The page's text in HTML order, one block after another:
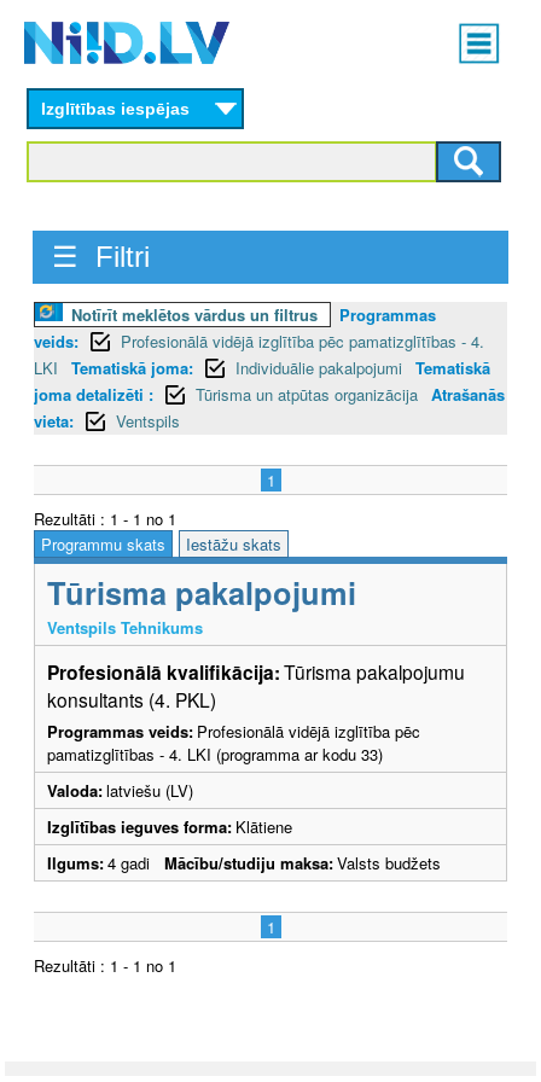
content
Main
menu
Izglītības iespējas
☰ Filtri
Notīrīt meklētos vārdus un filtrus
Programmas
veids:
Profesionālā vidējā izglītība pēc pamatizglītības - 4.
LKI
Tematiskā joma: Individuālie pakalpojumi
Tematiskā
joma detalizēti :
Tūrisma un atpūtas organizācija Atrašanās
vieta:
Ventspils
1
Rezultāti : 1 - 1 no 1
Programmu skats
Iestāžu skats
Tūrisma pakalpojumi
Ventspils Tehnikums
Profesionālā kvalifikācija:Tūrisma pakalpojumu
konsultants (4. PKL)
Programmas veids: Profesionālā vidējā izglītība pēc
pamatizglītības - 4. LKI (programma ar kodu 33)
Valoda:latviešu (LV)
Izglītības ieguves forma: Klātiene
Ilgums:4 gadi Mācību/studiju maksa:Valsts budžets
1
Rezultāti : 1 - 1 no 1